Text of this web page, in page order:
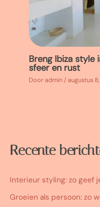
Breng Ibiza style
sfeer en rust
Dooradmin /augustus
Recente
Interieur styling: zo geef
Groeien als persoon: zo